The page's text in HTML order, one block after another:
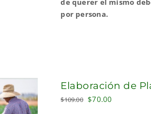
de querer el mismo
por persona.
Elaboración de
$109.00 Original
$70.00